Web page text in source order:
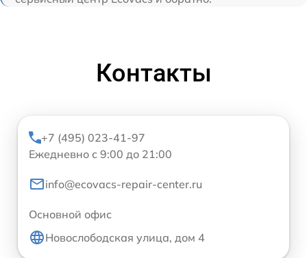
Контакты
+7 (495) 023-41-97
Ежедневно с 9:00 до 21:00
info@ecovacs-repair-center.ru
Основной офис
Новослободская улица, дом 4